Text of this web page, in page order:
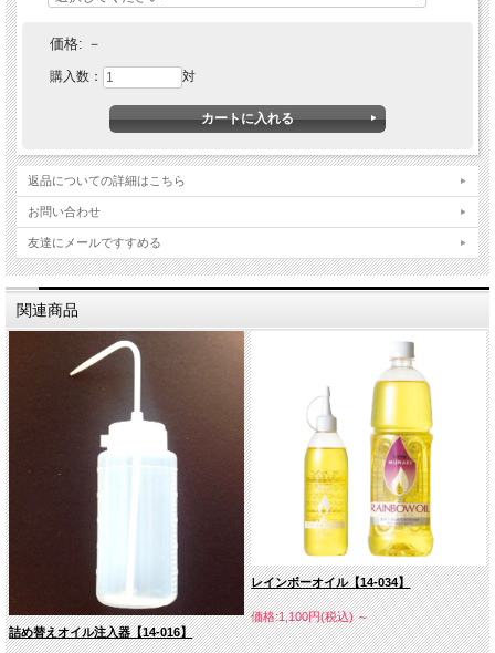
価格: －
購入数： 対
返品についての詳細はこちら
お問い合わせ
友達にメールですすめる
関連商品
詰め替えオイル注入器【14-016】
レインボーオイル【14-034】
価格:1,100円(税込)～